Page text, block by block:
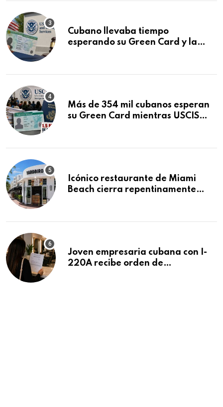
Cubano llevaba tiempo
esperando su Green Card y la
Más de 354 mil cubanos esperan
su Green Card mientras USCIS
Icónico restaurante de Miami
Beach cierra repentinamente
Joven empresaria cubana con I-
220A recibe orden de